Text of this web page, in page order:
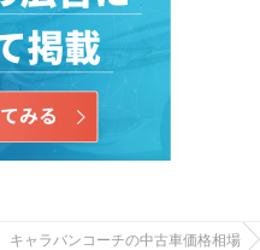
キャラバンコーチの中古車価格相場